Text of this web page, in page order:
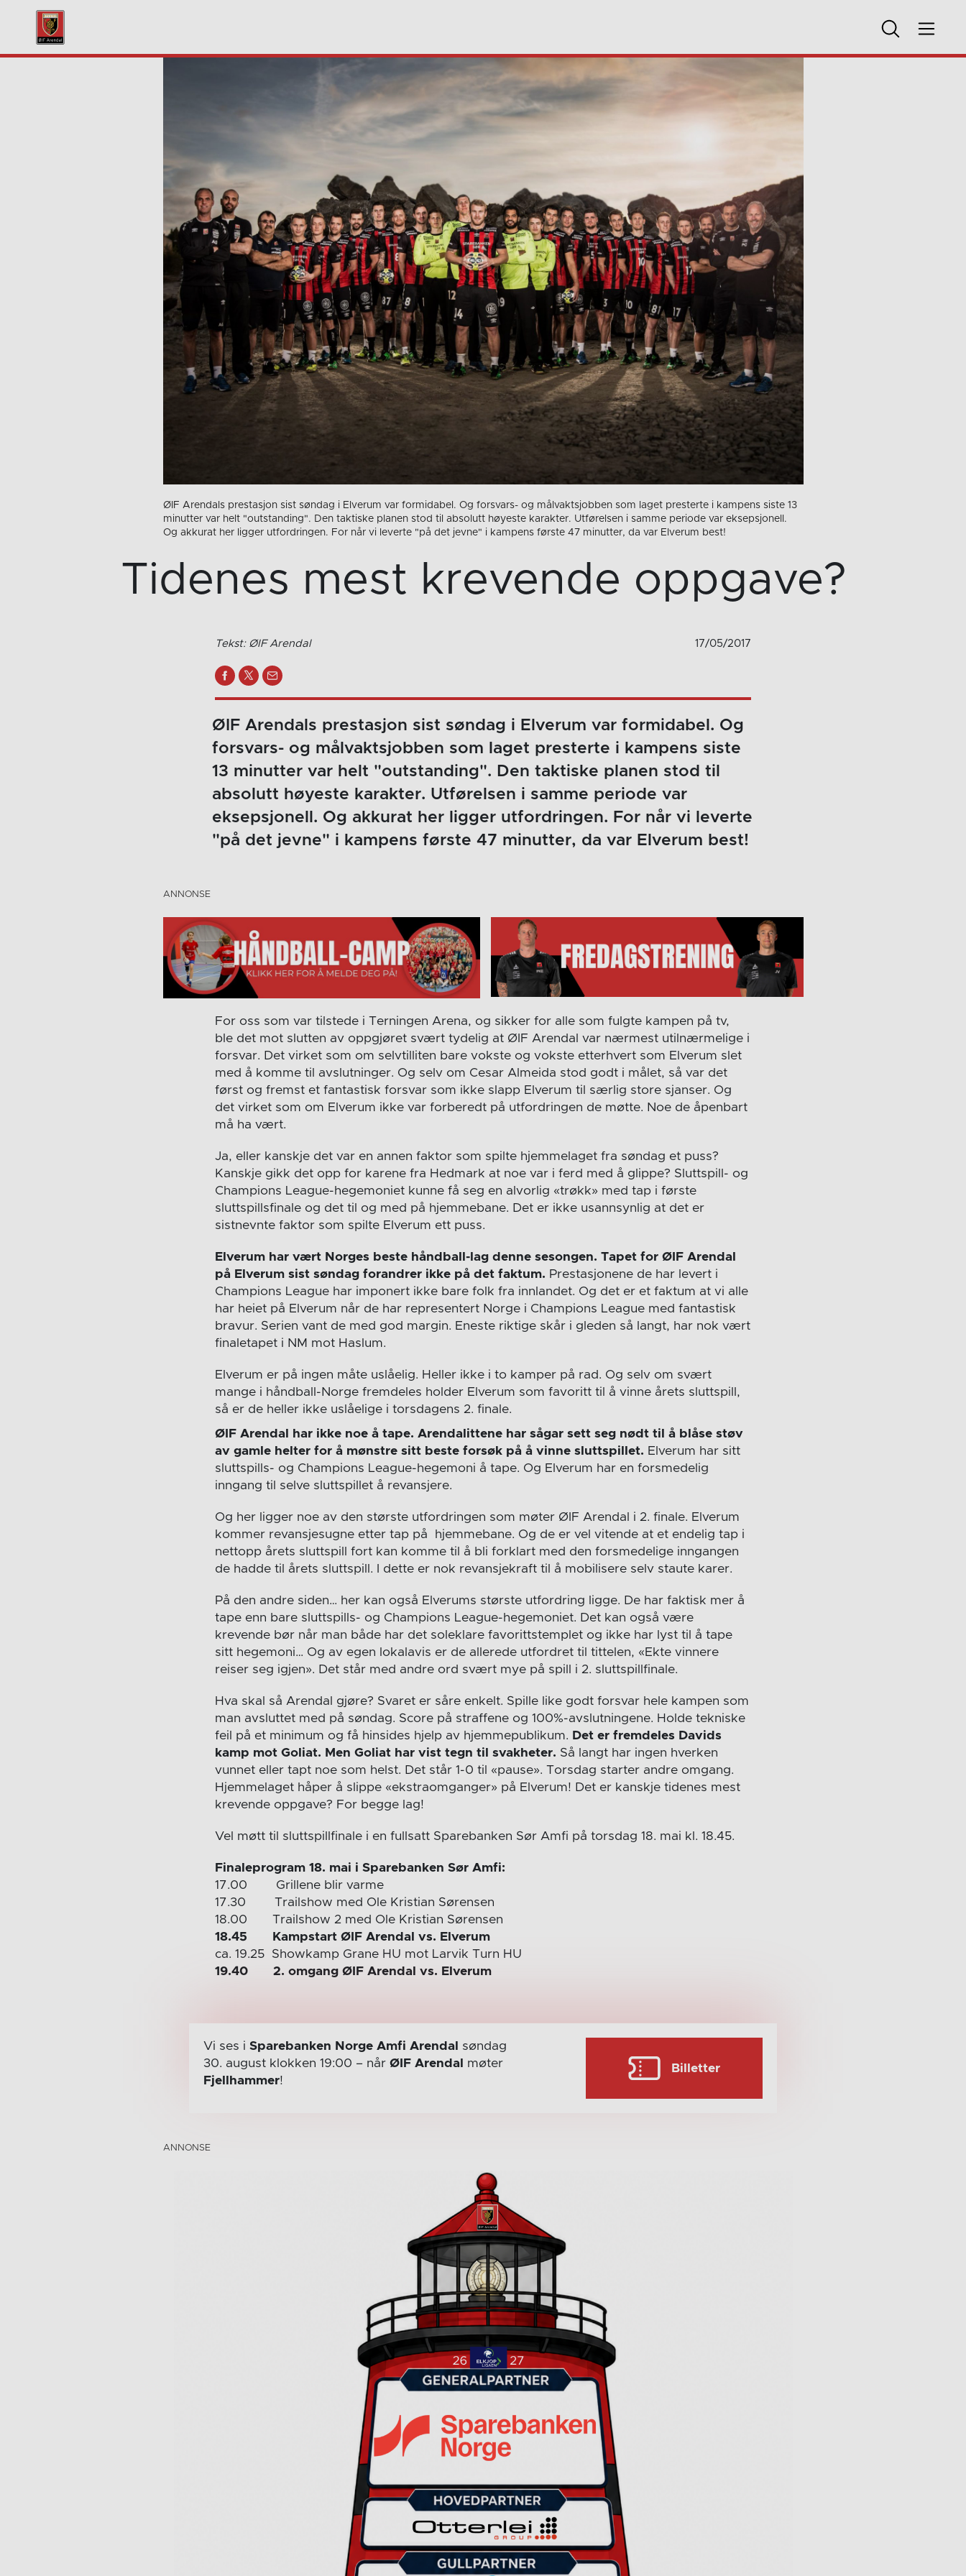
ØIF Arendals prestasjon sist søndag i Elverum var formidabel. Og forsvars- og målvaktsjobben som laget presterte i kampens siste 13
minutter var helt "outstanding". Den taktiske planen stod til absolutt høyeste karakter. Utførelsen i samme periode var eksepsjonell.
Og akkurat her ligger utfordringen. For når vi leverte "på det jevne" i kampens første 47 minutter, da var Elverum best!
Tidenes mest krevende oppgave?
Tekst: ØIF Arendal 17/05/2017
ØIF Arendals prestasjon sist søndag i Elverum var formidabel. Og
forsvars- og målvaktsjobben som laget presterte i kampens siste
13 minutter var helt "outstanding". Den taktiske planen stod til
absolutt høyeste karakter. Utførelsen i samme periode var
eksepsjonell. Og akkurat her ligger utfordringen. For når vi leverte
"på det jevne" i kampens første 47 minutter, da var Elverum best!
For oss som var tilstede i Terningen Arena, og sikker for alle som fulgte kampen på tv,
ble det mot slutten av oppgjøret svært tydelig at ØIF Arendal var nærmest utilnærmelige i
forsvar. Det virket som om selvtilliten bare vokste og vokste etterhvert som Elverum slet
med å komme til avslutninger. Og selv om Cesar Almeida stod godt i målet, så var det
først og fremst et fantastisk forsvar som ikke slapp Elverum til særlig store sjanser. Og
det virket som om Elverum ikke var forberedt på utfordringen de møtte. Noe de åpenbart
må ha vært.
Ja, eller kanskje det var en annen faktor som spilte hjemmelaget fra søndag et puss?
Kanskje gikk det opp for karene fra Hedmark at noe var i ferd med å glippe? Sluttspill- og
Champions League-hegemoniet kunne få seg en alvorlig «trøkk» med tap i første
sluttspillsfinale og det til og med på hjemmebane. Det er ikke usannsynlig at det er
sistnevnte faktor som spilte Elverum ett puss.
Elverum har vært Norges beste håndball-lag denne sesongen. Tapet for ØIF Arendal
på Elverum sist søndag forandrer ikke på det faktum. Prestasjonene de har levert i
Champions League har imponert ikke bare folk fra innlandet. Og det er et faktum at vi alle
har heiet på Elverum når de har representert Norge i Champions League med fantastisk
bravur. Serien vant de med god margin. Eneste riktige skår i gleden så langt, har nok vært
finaletapet i NM mot Haslum.
Elverum er på ingen måte uslåelig. Heller ikke i to kamper på rad. Og selv om svært
mange i håndball-Norge fremdeles holder Elverum som favoritt til å vinne årets sluttspill,
så er de heller ikke uslåelige i torsdagens 2. finale.
ØIF Arendal har ikke noe å tape. Arendalittene har sågar sett seg nødt til å blåse støv
av gamle helter for å mønstre sitt beste forsøk på å vinne sluttspillet. Elverum har sitt
sluttspills- og Champions League-hegemoni å tape. Og Elverum har en forsmedelig
inngang til selve sluttspillet å revansjere.
Og her ligger noe av den største utfordringen som møter ØIF Arendal i 2. finale. Elverum
kommer revansjesugne etter tap på hjemmebane. Og de er vel vitende at et endelig tap i
nettopp årets sluttspill fort kan komme til å bli forklart med den forsmedelige inngangen
de hadde til årets sluttspill. I dette er nok revansjekraft til å mobilisere selv staute karer.
På den andre siden… her kan også Elverums største utfordring ligge. De har faktisk mer å
tape enn bare sluttspills- og Champions League-hegemoniet. Det kan også være
krevende bør når man både har det soleklare favorittstemplet og ikke har lyst til å tape
sitt hegemoni… Og av egen lokalavis er de allerede utfordret til tittelen, «Ekte vinnere
reiser seg igjen». Det står med andre ord svært mye på spill i 2. sluttspillfinale.
Hva skal så Arendal gjøre? Svaret er såre enkelt. Spille like godt forsvar hele kampen som
man avsluttet med på søndag. Score på straffene og 100%-avslutningene. Holde tekniske
feil på et minimum og få hinsides hjelp av hjemmepublikum. Det er fremdeles Davids
kamp mot Goliat. Men Goliat har vist tegn til svakheter. Så langt har ingen hverken
vunnet eller tapt noe som helst. Det står 1-0 til «pause». Torsdag starter andre omgang.
Hjemmelaget håper å slippe «ekstraomganger» på Elverum! Det er kanskje tidenes mest
krevende oppgave? For begge lag!
Vel møtt til sluttspillfinale i en fullsatt Sparebanken Sør Amfi på torsdag 18. mai kl. 18.45.
Finaleprogram 18. mai i Sparebanken Sør Amfi:
17.00 Grillene blir varme
17.30 Trailshow med Ole Kristian Sørensen
18.00 Trailshow 2 med Ole Kristian Sørensen
18.45 Kampstart ØIF Arendal vs. Elverum
ca. 19.25 Showkamp Grane HU mot Larvik Turn HU
19.40 2. omgang ØIF Arendal vs. Elverum
Vi ses i Sparebanken Norge Amfi Arendal
søndag
30. august klokken 19:00 – når ØIF Arendal
møter
Fjellhammer!
Billetter